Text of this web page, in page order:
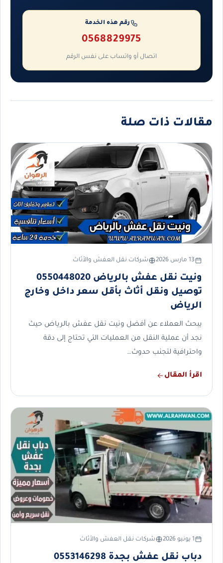
رقم هذه الخدمة
0568829975
اتصال أو واتساب على نفس الرقم
مقالات ذات صلة
13 مارس 2026 شركات نقل العفش والأثاث
ونيت نقل عفش بالرياض 0550448020
توصيل ونقل أثاث بأقل سعر داخل وخارج
الرياض
يبحث العملاء عن أفضل ونيت نقل عفش بالرياض حيث
نجد أن عملية النقل من العمليات التي تحتاج إلى دقة
واحترافية لتجنب حدوث…
اقرأ المقال
1 يونيو 2026 شركات نقل العفش والأثاث
دباب نقل عفش بجدة 0553146298